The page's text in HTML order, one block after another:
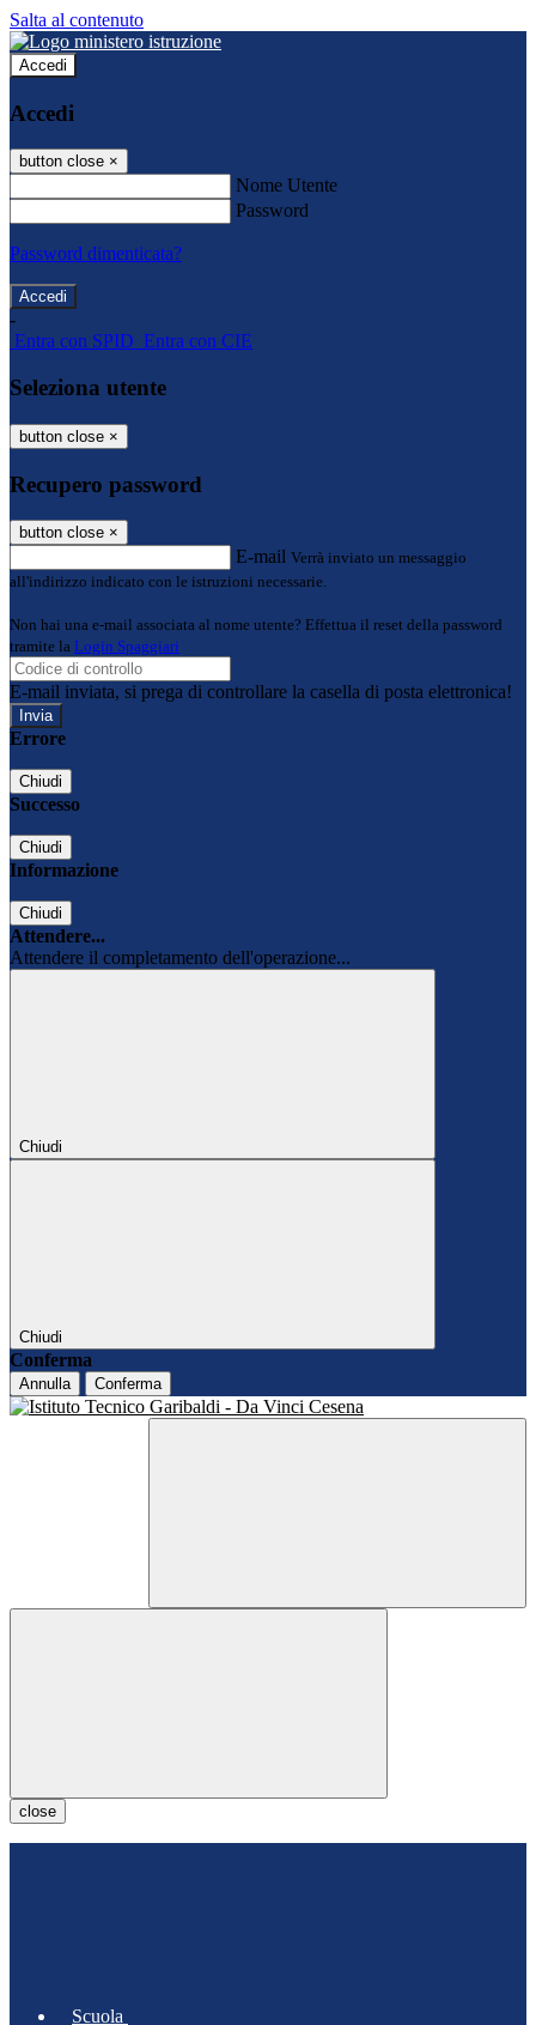
Salta al contenuto
Accedi
Accedi
button close ×
Nome Utente
Password
Password dimenticata?
-
Entra con SPID Entra con CIE
Seleziona utente
button close ×
Recupero password
button close ×
E-mail Verrà inviato un messaggio
all'indirizzo indicato con le istruzioni necessarie.
Non hai una e-mail associata al nome utente? Effettua il reset della password
tramite la Login Spaggiari
E-mail inviata, si prega di controllare la casella di posta elettronica!
Errore
Chiudi
Successo
Chiudi
Informazione
Chiudi
Attendere...
Attendere il completamento dell'operazione...
Chiudi
Chiudi
Conferma
Annulla Conferma
close
Scuola